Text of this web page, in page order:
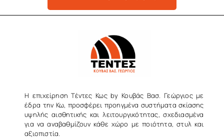
Η επιχείρηση Τέντες Κως by Κουβάς Βασ. Γεώργιος με
έδρα την Κω, προσφέρει προηγμένα συστήματα σκίασης
υψηλής αισθητικής και λειτουργικότητας, σχεδιασμένα
για να αναβαθμίζουν κάθε χώρο με ποιότητα, στυλ και
αξιοπιστία.